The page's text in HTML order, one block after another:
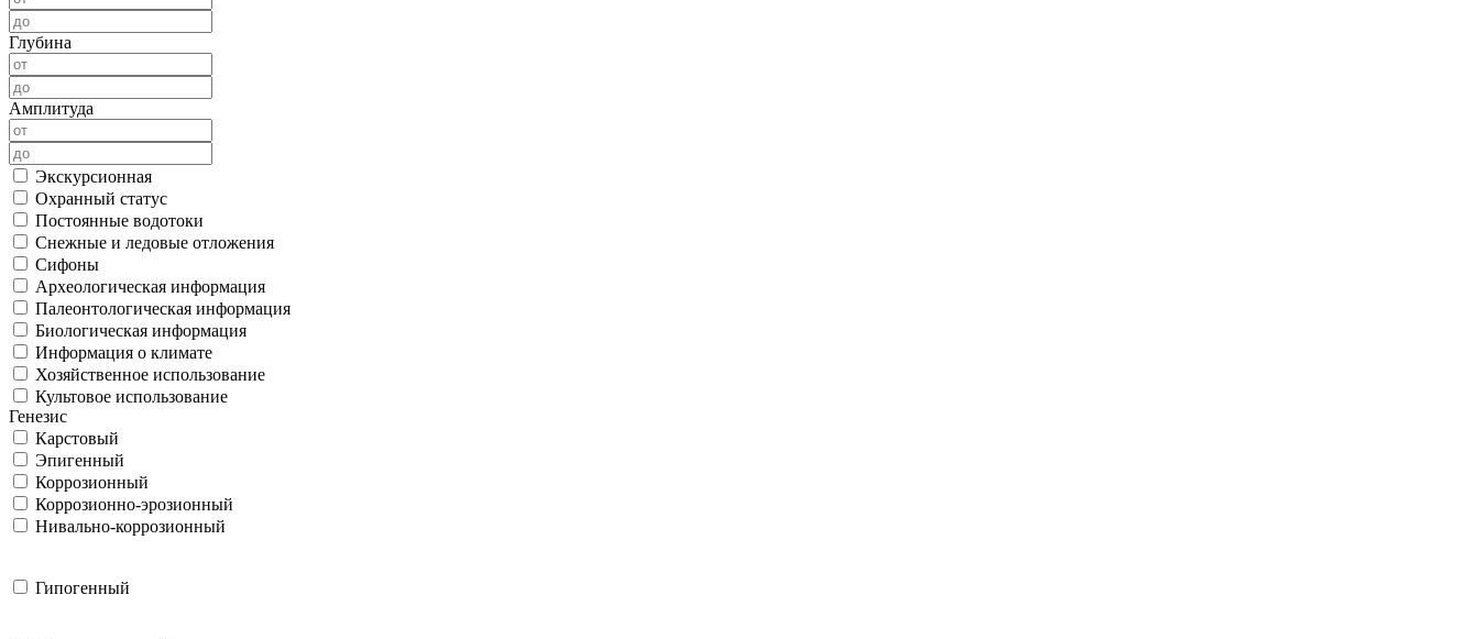
Глубина
Амплитуда
Экскурсионная
Охранный статус
Постоянные водотоки
Снежные и ледовые отложения
Сифоны
Археологическая информация
Палеонтологическая информация
Биологическая информация
Информация о климате
Хозяйственное использование
Культовое использование
Генезис
Карстовый
Эпигенный
Коррозионный
Коррозионно-эрозионный
Нивально-коррозионный
Гипогенный